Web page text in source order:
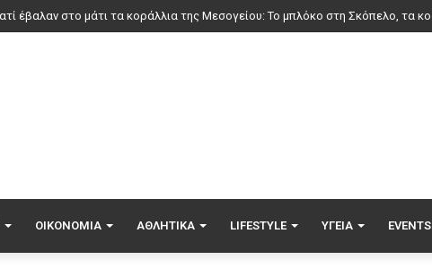
ΟΙΚΟΝΟΜΊΑ ΑΘΛΗΤΙΚΆ LIFESTYLE ΥΓΕΊΑ EVENTS